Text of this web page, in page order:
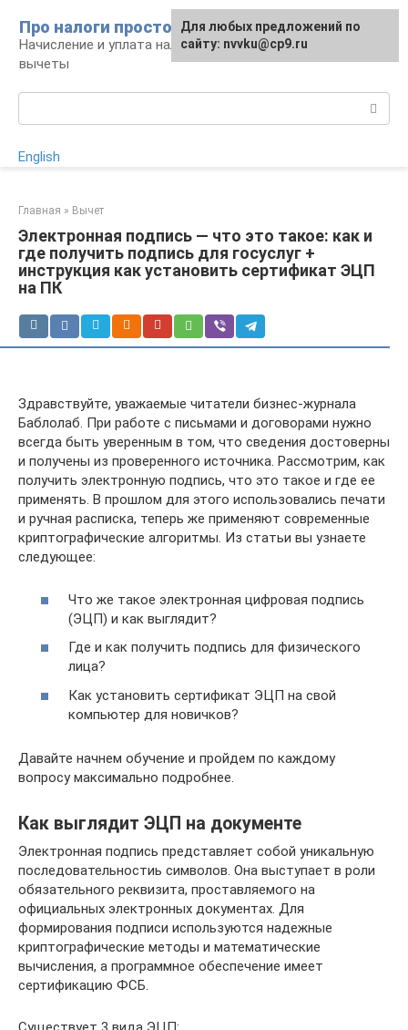
контенту
Про налоги просто
Начисление и уплата налогов, налоговые
вычеты
English
Главная » Вычет
Электронная подпись — что это такое: как и
где получить подпись для госуслуг +
инструкция как установить сертификат ЭЦП
на ПК
Здравствуйте, уважаемые читатели бизнес-журнала
Баблолаб. При работе с письмами и договорами нужно
всегда быть уверенным в том, что сведения достоверны
и получены из проверенного источника. Рассмотрим, как
получить электронную подпись, что это такое и где ее
применять. В прошлом для этого использовались печати
и ручная расписка, теперь же применяют современные
криптографические алгоритмы. Из статьи вы узнаете
следующее:
Что же такое электронная цифровая подпись
(ЭЦП) и как выглядит?
Где и как получить подпись для физического
лица?
Как установить сертификат ЭЦП на свой
компьютер для новичков?
Давайте начнем обучение и пройдем по каждому
вопросу максимально подробнее.
Как выглядит ЭЦП на документе
Электронная подпись представляет собой уникальную
последовательностиь символов. Она выступает в роли
обязательного реквизита, проставляемого на
официальных электронных документах. Для
формирования подписи используются надежные
криптографические методы и математические
вычисления, а программное обеспечение имеет
сертификацию ФСБ.
Для любых предложений по
сайту: nvvku@cp9.ru